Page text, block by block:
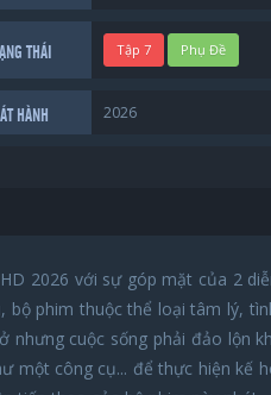
THÁI Tập 7 Phụ Đề
HÀNH 2026
2026 với sự góp mặt của 2
phim thuộc thể loại tâm lý,
cuộc sống phải đảo lộn
một công cụ... để thực hiện kế